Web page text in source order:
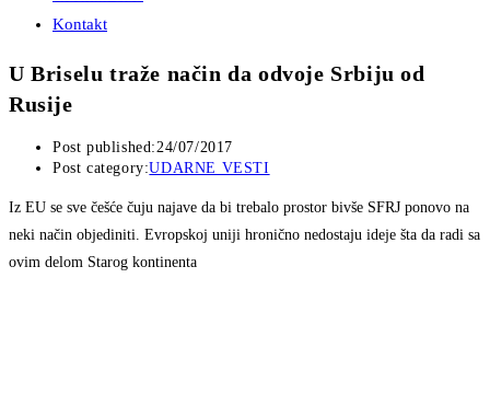
Kontakt
U Briselu traže način da odvoje Srbiju od
Rusije
Post published:24/07/2017
Post category:UDARNE VESTI
Iz EU se sve češće čuju najave da bi trebalo prostor bivše SFRJ ponovo na
neki način objediniti. Evropskoj uniji hronično nedostaju ideje šta da radi sa
ovim delom Starog kontinenta